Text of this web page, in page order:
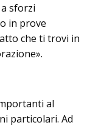
sforzi
in prove
che ti trovi in
al
particolari. Ad